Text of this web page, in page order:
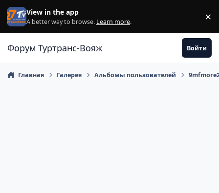
Перейти к содержанию
View in the app
A better way to browse. Learn more. ×
Форум Туртранс-Вояж Войти
Главная Галерея Альбомы пользователей